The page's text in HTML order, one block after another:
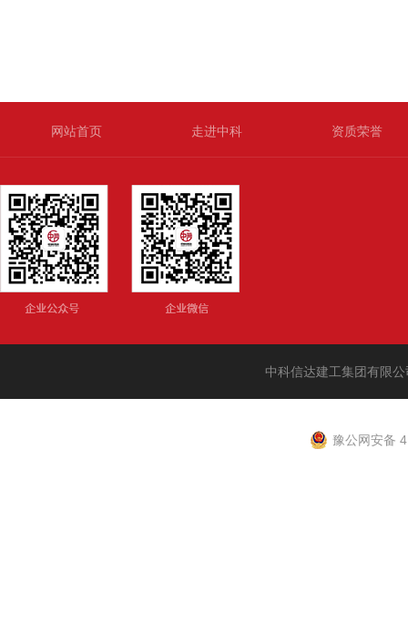
网站首页 走进中科 资质荣誉
中科信达建工集团有限
豫公网安备